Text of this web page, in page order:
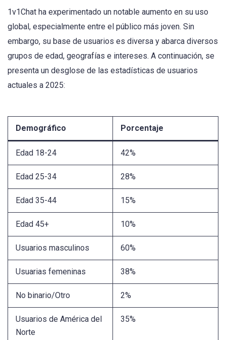
1v1Chat ha experimentado un notable aumento en su uso
global, especialmente entre el público más joven. Sin
embargo, su base de usuarios es diversa y abarca diversos
grupos de edad, geografías e intereses. A continuación, se
presenta un desglose de las estadísticas de usuarios
actuales a 2025:
Demográfico Porcentaje
Edad 18-24 42%
Edad 25-34 28%
Edad 35-44 15%
Edad 45+ 10%
Usuarios masculinos 60%
Usuarias femeninas 38%
No binario/Otro 2%
Usuarios de América del
Norte
35%